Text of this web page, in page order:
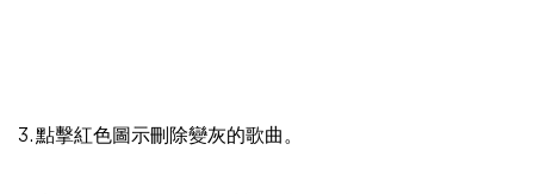
3. 點擊紅色圖示刪除變灰的歌曲。